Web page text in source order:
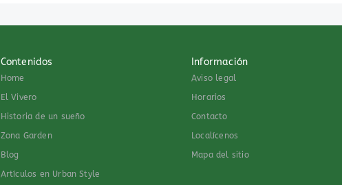
Contenidos
Home
El Vivero
Historia de un sueño
Zona Garden
Blog
Artículos en Urban Style
Información
Aviso legal
Horarios
Contacto
Localícenos
Mapa del sitio